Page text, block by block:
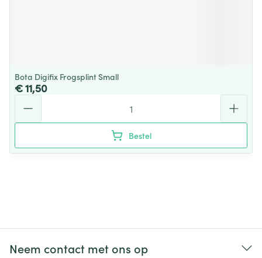
Bota Digifix Frogsplint Small
€ 11,50
Bestel
Neem contact met ons op